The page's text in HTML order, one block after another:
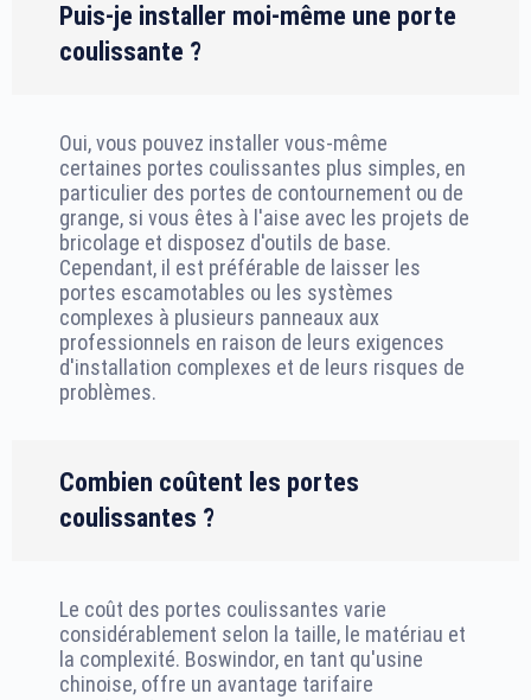
Puis-je installer moi-même une porte
coulissante ?
Oui, vous pouvez installer vous-même
certaines portes coulissantes plus simples, en
particulier des portes de contournement ou de
grange, si vous êtes à l'aise avec les projets de
bricolage et disposez d'outils de base.
Cependant, il est préférable de laisser les
portes escamotables ou les systèmes
complexes à plusieurs panneaux aux
professionnels en raison de leurs exigences
d'installation complexes et de leurs risques de
problèmes.
Combien coûtent les portes
coulissantes ?
Le coût des portes coulissantes varie
considérablement selon la taille, le matériau et
la complexité. Boswindor, en tant qu'usine
chinoise, offre un avantage tarifaire